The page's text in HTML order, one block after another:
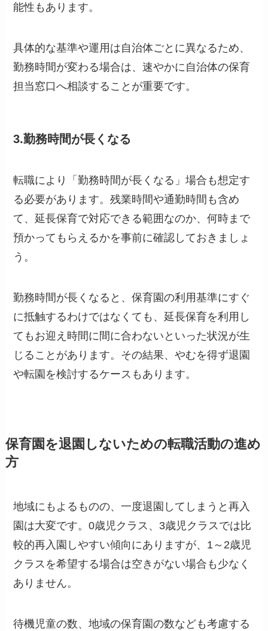
能性もあります。
具体的な基準や運用は自治体ごとに異なるため、
勤務時間が変わる場合は、速やかに自治体の保育
担当窓口へ相談することが重要です。
3.勤務時間が長くなる
転職により「勤務時間が長くなる」場合も想定す
る必要があります。残業時間や通勤時間も含め
て、延長保育で対応できる範囲なのか、何時まで
預かってもらえるかを事前に確認しておきましょ
う。
勤務時間が長くなると、保育園の利用基準にすぐ
に抵触するわけではなくても、延長保育を利用し
てもお迎え時間に間に合わないといった状況が生
じることがあります。その結果、やむを得ず退園
や転園を検討するケースもあります。
保育園を退園しないための転職活動の進め
方
地域にもよるものの、一度退園してしまうと再入
園は大変です。0歳児クラス、3歳児クラスでは比
較的再入園しやすい傾向にありますが、1～2歳児
クラスを希望する場合は空きがない場合も少なく
ありません。
待機児童の数、地域の保育園の数なども考慮する